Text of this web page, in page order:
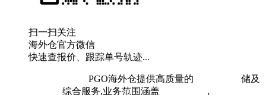
扫一扫关注
海外仓官方微信
快速查报价、跟踪单号轨迹...
PGO海外仓提供高质量的
储及
综合服务,业务范围涵盖 ,